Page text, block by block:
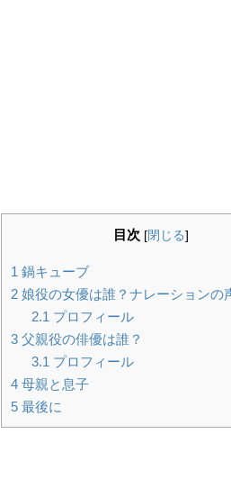
目次 [閉じる]
1 鍋キューブ
2 娘役の女優は誰？ナレーションの
2.1 プロフィール
3 父親役の俳優は誰？
3.1 プロフィール
4 母親と息子
5 最後に